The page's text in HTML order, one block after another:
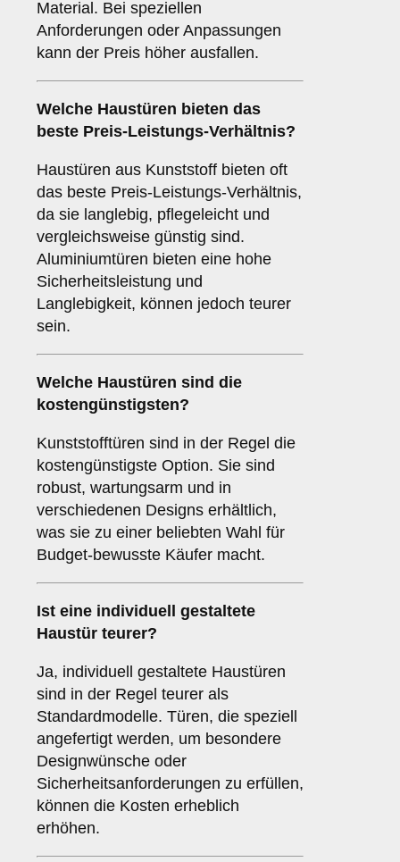
Material. Bei speziellen
Anforderungen oder Anpassungen
kann der Preis höher ausfallen.
Welche Haustüren bieten das
beste Preis-Leistungs-Verhältnis?
Haustüren aus Kunststoff bieten oft
das beste Preis-Leistungs-Verhältnis,
da sie langlebig, pflegeleicht und
vergleichsweise günstig sind.
Aluminiumtüren bieten eine hohe
Sicherheitsleistung und
Langlebigkeit, können jedoch teurer
sein.
Welche Haustüren sind die
kostengünstigsten?
Kunststofftüren sind in der Regel die
kostengünstigste Option. Sie sind
robust, wartungsarm und in
verschiedenen Designs erhältlich,
was sie zu einer beliebten Wahl für
Budget-bewusste Käufer macht.
Ist eine individuell gestaltete
Haustür teurer?
Ja, individuell gestaltete Haustüren
sind in der Regel teurer als
Standardmodelle. Türen, die speziell
angefertigt werden, um besondere
Designwünsche oder
Sicherheitsanforderungen zu erfüllen,
können die Kosten erheblich
erhöhen.